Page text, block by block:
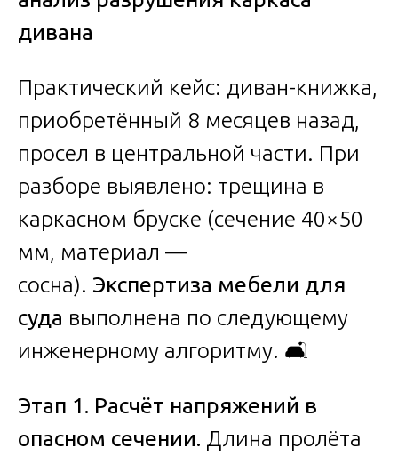
дивана
Практический кейс: диван-книжка,
приобретённый 8 месяцев назад,
просел в центральной части. При
разборе выявлено: трещина в
каркасном бруске (сечение 40×50
мм, материал —
сосна). Экспертиза мебели для
суда выполнена по следующему
инженерному алгоритму. 🛋️
Этап 1. Расчёт напряжений в
опасном сечении. Длина пролёта